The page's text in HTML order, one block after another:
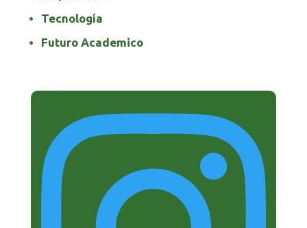
Tecnología
Futuro Academico